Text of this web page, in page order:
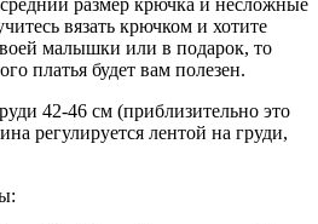
вязать крючком и хотите
малышки или в подарок, то
платья будет вам полезен.
42-46 см (приблизительно это
регулируется лентой на груди,